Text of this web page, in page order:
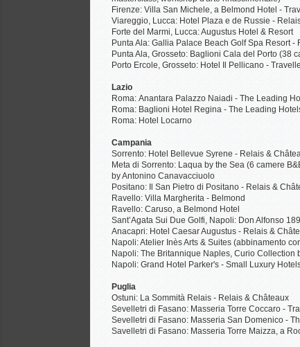
Firenze: Villa San Michele, a Belmond Hotel -
Viareggio, Lucca: Hotel Plaza e de Russie -
Forte del Marmi, Lucca: Augustus Hotel & Resort
Punta Ala: Gallia Palace Beach Golf Spa Resort -
Punta Ala, Grosseto: Baglioni Cala del Porto (38
Porto Ercole, Grosseto: Hotel Il Pellicano -
Lazio
Roma: Anantara Palazzo Naiadi - The Leading
Roma: Baglioni Hotel Regina - The Leading
Roma: Hotel Locarno
Campania
Sorrento: Hotel Bellevue Syrene - Relais &
Meta di Sorrento: Laqua by the Sea (6 camere
by Antonino Canavacciuolo
Positano: Il San Pietro di Positano - Relais &
Ravello: Villa Margherita - Belmond
Ravello: Caruso, a Belmond Hotel
Sant’Agata Sui Due Golfi, Napoli: Don Alfonso
Anacapri: Hotel Caesar Augustus - Relais &
Napoli: Atelier Inès Arts & Suites (abbinamento
Napoli: The Britannique Naples, Curio Collection
Napoli: Grand Hotel Parker's - Small Luxury
Puglia
Ostuni: La Sommità Relais - Relais & Châteaux
Sevelletri di Fasano: Masseria Torre Coccaro -
Sevelletri di Fasano: Masseria San Domenico -
Savelletri di Fasano: Masseria Torre Maizza, a